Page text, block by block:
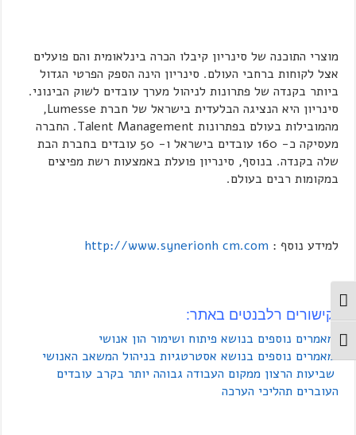
מתג ניגודיות גבוהה
מתג גודל גופן
מוצרי התוכנה של סינריון קיבלו הכרה בינלאומית והם פועלים
אצל לקוחות ברחבי העולם. סינריון הינה הספק הפרטי הגדול
ביותר בקנדה של פתרונות לניהול מערך עובדים לשוק הבינוני.
סינריון היא הנציגה הבלעדית בישראל של חברת Lumesse,
מהמובילות בעולם בפתרונות Talent Management. החברה
מעסיקה כ- 160 עובדים בישראל ו- 50 עובדים בחברת הבת
שלה בקנדה. בנוסף, סינריון פועלת באמצעות רשת מפיצים
במקומות רבים בעולם.
למידע נוסף : http://www.synerionh cm.com
קישורים רלבנטים באתר:
מאמרים נוספים בנושא פיתוח ושימור הון אנושי
מאמרים נוספים בנושא אסטרטגיות בניהול המשאב האנושי
שביעות הרצון ממקום העבודה גבוהה יותר בקרב עובדים
העוברים תהליכי הערכה